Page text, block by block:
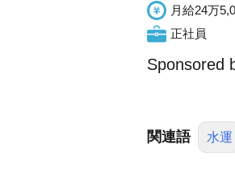
月給24万
正社員
Sponsored
関連語 水運